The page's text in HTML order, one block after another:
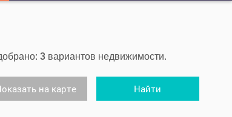
3вариантов недвижимости.
на карте Найти